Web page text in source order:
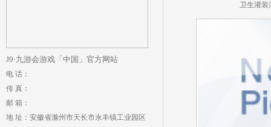
J9·九游会游戏「中国」官方网站
电 话：
传 真：
邮 箱：
地 址：安徽省滁州市天长市永丰镇工业园区
卫生灌装